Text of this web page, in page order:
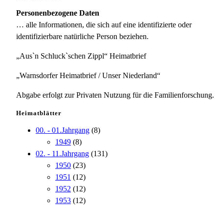
Personenbezogene Daten
… alle Informationen, die sich auf eine identifizierte oder
identifizierbare natürliche Person beziehen.
„Aus`n Schluck`schen Zippl“ Heimatbrief
„Warnsdorfer Heimatbrief / Unser Niederland“
Abgabe erfolgt zur Privaten Nutzung für die Familienforschung.
Heimatblätter
00. - 01.Jahrgang (8)
1949 (8)
02. - 11.Jahrgang (131)
1950 (23)
1951 (12)
1952 (12)
1953 (12)